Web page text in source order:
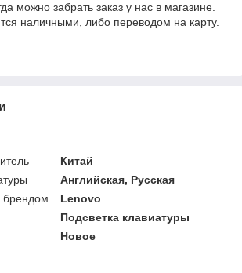
можно забрать заказ у нас в магазине.
наличными, либо переводом на карту.
Китай
Английская, Русская
брендом
Lenovo
Подсветка клавиатуры
Новое